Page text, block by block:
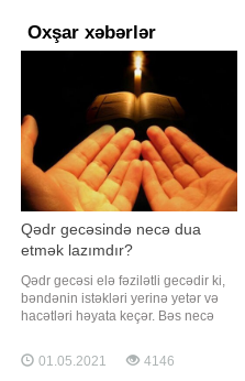
Oxşar xəbərlər
Qədr gecəsində necə dua
etmək lazımdır?
Qədr gecəsi elə fəzilətli gecədir ki,
bəndənin istəkləri yerinə yetər və
hacətləri həyata keçər. Bəs necə
olsun?. Unikal.org xəbər verir ki,
Həmmad ibni Osman nəql edir:
01.05.2021 4146